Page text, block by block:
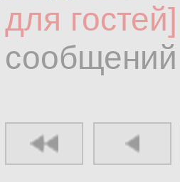
для гостей]